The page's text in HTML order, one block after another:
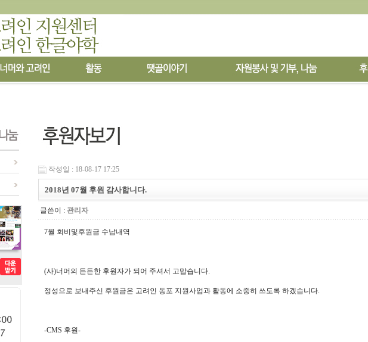
작성일 : 18-08-17 17:25
2018년 07월 후원 감사합니다.
글쓴이 : 관리자
7월 회비및후원금 수납내역
(사)너머의 든든한 후원자가 되어 주셔서 고맙습니다.
정성으로 보내주신 후원금은 고려인 동포 지원사업과 활동에 소중히 쓰도록 하겠습니다.
-CMS 후원-